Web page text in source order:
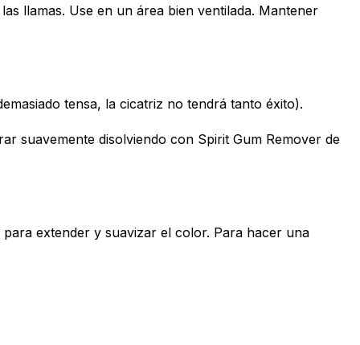
llamas. Use en un área bien ventilada. Mantener
tensa, la cicatriz no tendrá tanto éxito).
suavemente disolviendo con Spirit Gum Remover de
extender y suavizar el color. Para hacer una